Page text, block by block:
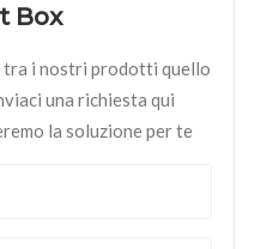
Box
tra i nostri prodotti quello
una richiesta qui
la soluzione per te